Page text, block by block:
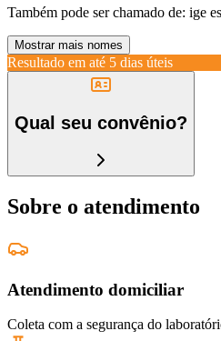
Também pode ser chamado de: ige
Mostrar mais nomes
Resultado em até 5 dias úteis
Qual seu convênio?
Sobre o atendimento
Atendimento domiciliar
Coleta com a segurança do